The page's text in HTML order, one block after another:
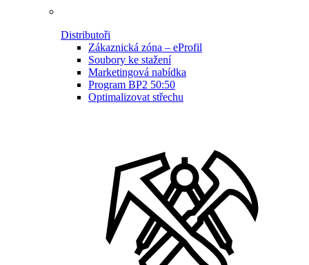
Distributoři
Zákaznická zóna – eProfil
Soubory ke stažení
Marketingová nabídka
Program BP2 50:50
Optimalizovat střechu